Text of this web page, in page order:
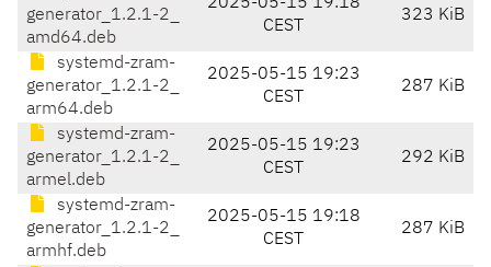
generator_1.2.1-2_
amd64.deb
CEST
323 KiB
systemd-zram-
generator_1.2.1-2_
arm64.deb
2025-05-15 19:23
CEST
287 KiB
systemd-zram-
generator_1.2.1-2_
armel.deb
2025-05-15 19:23
CEST
292 KiB
systemd-zram-
generator_1.2.1-2_
armhf.deb
2025-05-15 19:18
CEST
287 KiB